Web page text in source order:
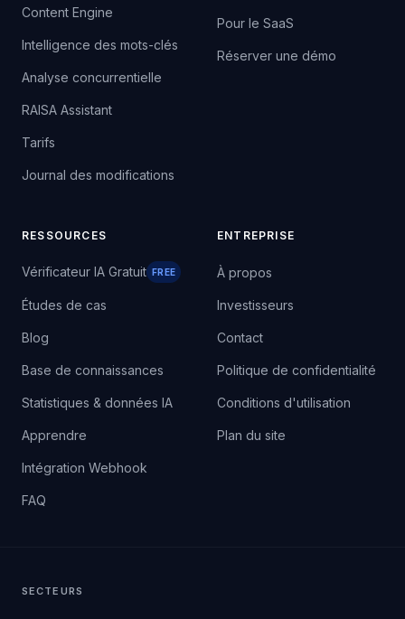
Content Engine
Intelligence des mots-clés
Analyse concurrentielle
RAISA Assistant
Tarifs
Journal des modifications
Pour le SaaS
Réserver une démo
RESSOURCES
Vérificateur IA Gratuit FREE
Études de cas
Blog
Base de connaissances
Statistiques & données IA
Apprendre
Intégration Webhook
FAQ
ENTREPRISE
À propos
Investisseurs
Contact
Politique de confidentialité
Conditions d'utilisation
Plan du site
SECTEURS